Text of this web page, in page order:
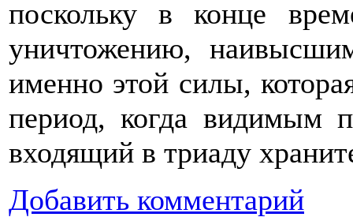
поскольку в конце
уничтожению,
именно этой силы,
период, когда видимым
входящий в триаду
Добавить комментарий